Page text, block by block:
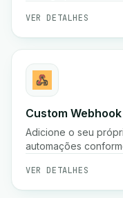
VER DETALHES
Custom Webhook
Adicione o seu
automações
VER DETALHES